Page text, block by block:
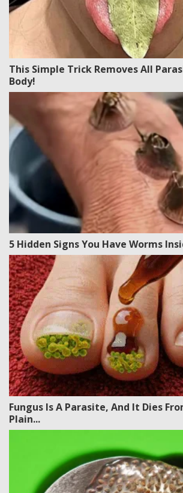
This Simple Trick Removes All
Body!
5 Hidden Signs You Have Worms
Fungus Is A Parasite, And It Dies
Plain...